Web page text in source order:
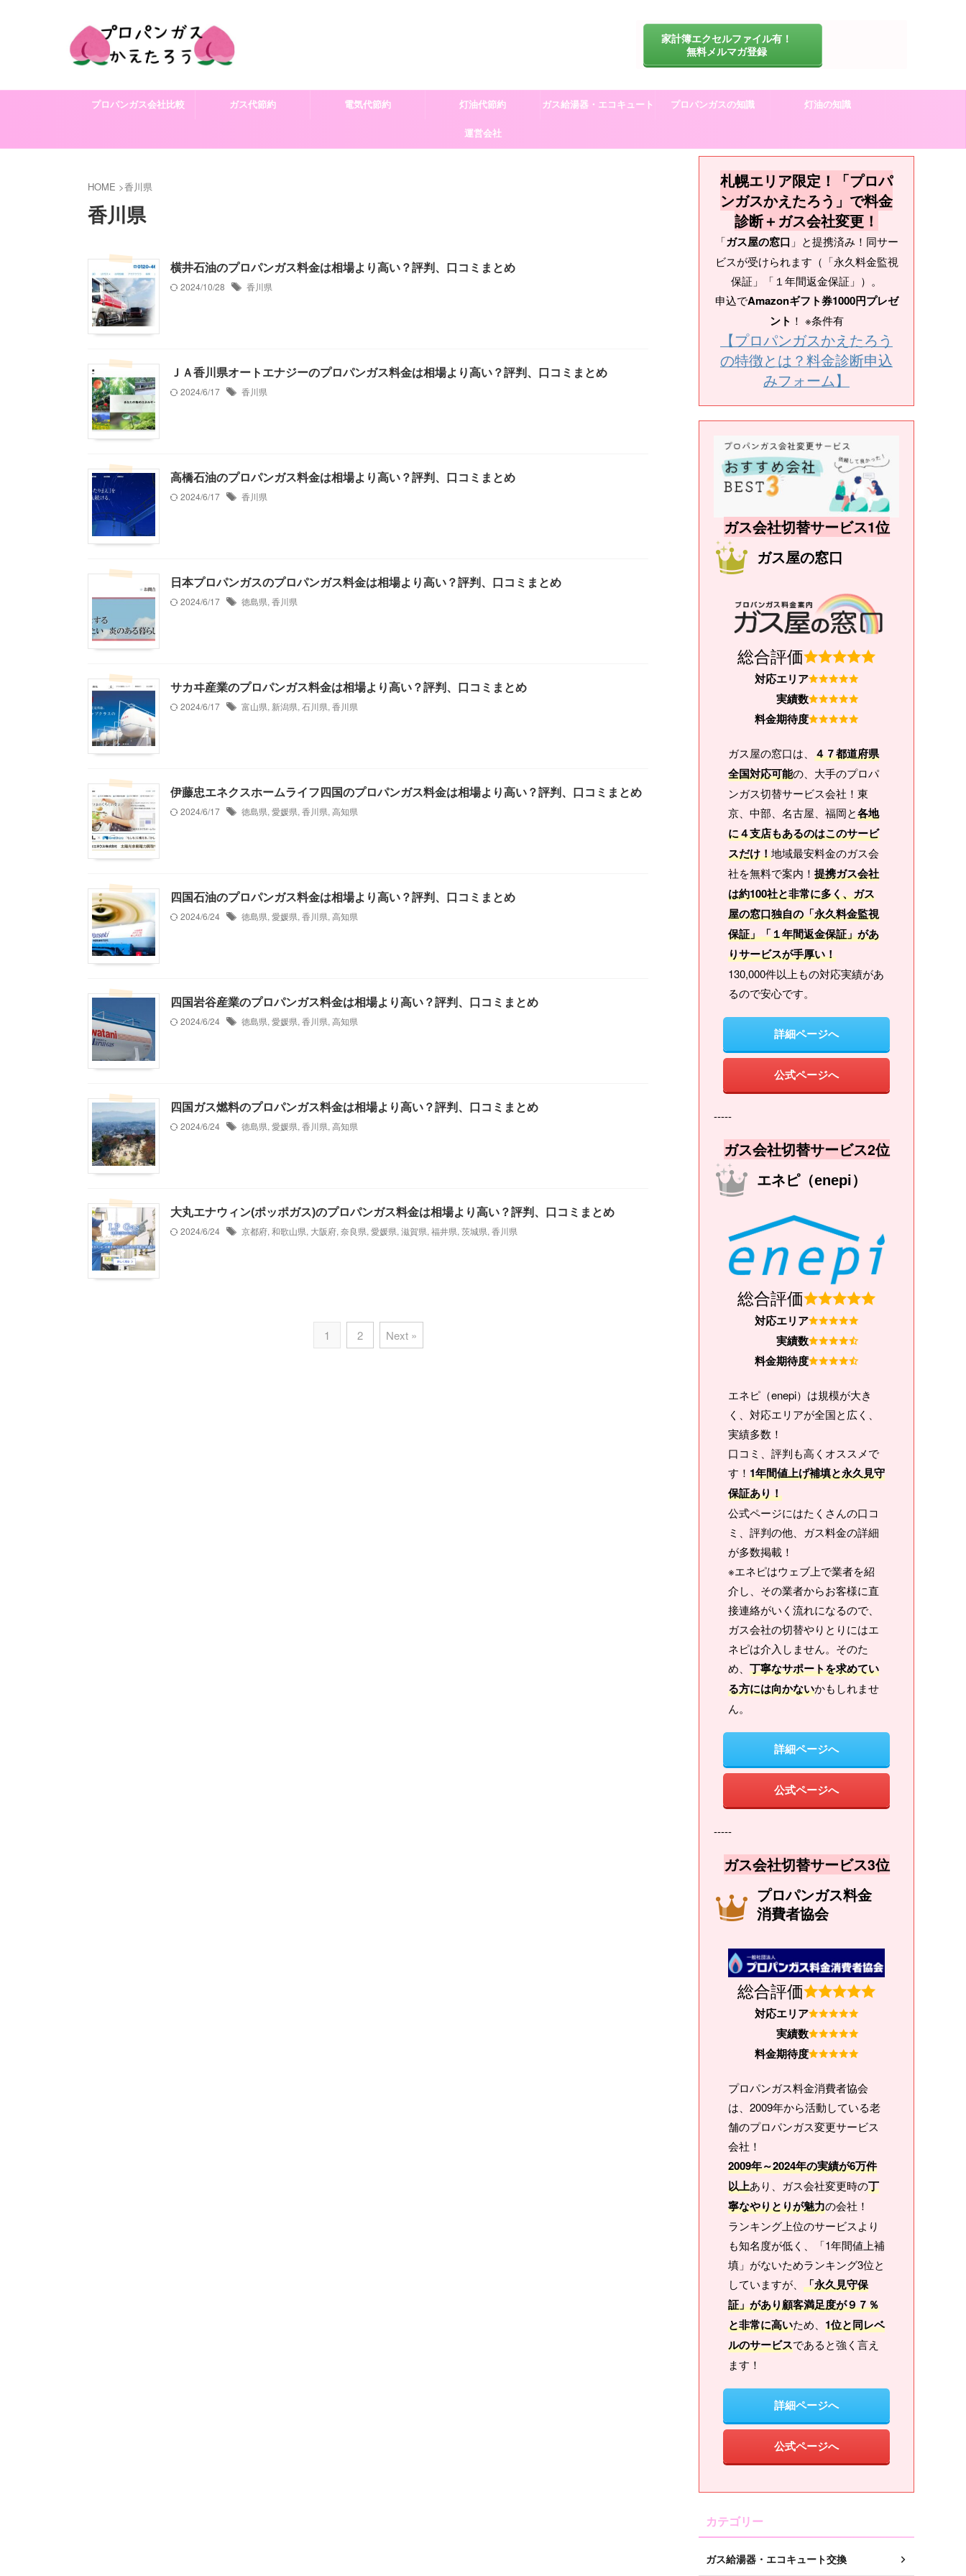
家計簿エクセルファイル有！
無料メルマガ登録
プロパンガス会社比較 ガス代節約 電気代節約 灯油代節約 ガス給湯器・エコキュート プロパンガスの知識 灯油の知識
運営会社
HOME >香川県
香川県
横井石油のプロパンガス料金は相場より高い？評判、口コミまとめ
2024/10/28
香川県
ＪＡ香川県オートエナジーのプロパンガス料金は相場より高い？評判、口コミまとめ
2024/6/17
香川県
高橋石油のプロパンガス料金は相場より高い？評判、口コミまとめ
2024/6/17
香川県
日本プロパンガスのプロパンガス料金は相場より高い？評判、口コミまとめ
2024/6/17
徳島県, 香川県
サカヰ産業のプロパンガス料金は相場より高い？評判、口コミまとめ
2024/6/17
富山県, 新潟県, 石川県, 香川県
伊藤忠エネクスホームライフ四国のプロパンガス料金は相場より高い？評判、口コミまとめ
2024/6/17
徳島県, 愛媛県, 香川県, 高知県
四国石油のプロパンガス料金は相場より高い？評判、口コミまとめ
2024/6/24
徳島県, 愛媛県, 香川県, 高知県
四国岩谷産業のプロパンガス料金は相場より高い？評判、口コミまとめ
2024/6/24
徳島県, 愛媛県, 香川県, 高知県
四国ガス燃料のプロパンガス料金は相場より高い？評判、口コミまとめ
2024/6/24
徳島県, 愛媛県, 香川県, 高知県
大丸エナウィン(ポッポガス)のプロパンガス料金は相場より高い？評判、口コミまとめ
2024/6/24
京都府, 和歌山県, 大阪府, 奈良県, 愛媛県, 滋賀県, 福井県, 茨城県, 香川県
1 2 Next »
札幌エリア限定！「プロパ
ンガスかえたろう」で料金
診断＋ガス会社変更！
「ガス屋の窓口 」と提携済み！同サー
ビスが受けられます（「永久料金監視
保証」「１年間返金保証」）。
申込でAmazonギフト券1000円プレゼ
ント ！ ※条件有
【プロパンガスかえたろう
の特徴とは？料金診断申込
みフォーム】
ガス会社切替サービス1位
ガス屋の窓口
総合評価
対応エリア
実績数
料金期待度
ガス屋の窓口は、 ４７都道府県
全国対応可能の、大手のプロパ
ンガス切替サービス会社！東
京、中部、名古屋、福岡と各地
に４支店もあるのはこのサービ
スだけ！地域最安料金のガス会
社を無料で案内！ 提携ガス会社
は約100社と非常に多く、ガス
屋の窓口独自の「永久料金監視
保証」「１年間返金保証」があ
りサービスが手厚い！
130,000件以上もの対応実績があ
るので安心です。
詳細ページへ
公式ページへ
-----
ガス会社切替サービス2位
エネピ（enepi）
総合評価
対応エリア
実績数
料金期待度
エネピ（enepi）は規模が大き
く、対応エリアが全国と広く、
実績多数！
口コミ、評判も高くオススメで
す！ 1年間値上げ補填と永久見守
保証あり！
公式ページにはたくさんの口コ
ミ、評判の他、ガス料金の詳細
が多数掲載！
※エネピはウェブ上で業者を紹
介し、その業者からお客様に直
接連絡がいく流れになるので、
ガス会社の切替やりとりにはエ
ネピは介入しません。そのた
め、 丁寧なサポートを求めてい
る方には向かないかもしれませ
ん。
詳細ページへ
公式ページへ
-----
ガス会社切替サービス3位
プロパンガス料金
消費者協会
総合評価
対応エリア
実績数
料金期待度
プロパンガス料金消費者協会
は、2009年から活動している老
舗のプロパンガス変更サービス
会社！
2009年～2024年の実績が6万件
以上あり、ガス会社変更時の丁
寧なやりとりが魅力の会社！
ランキング上位のサービスより
も知名度が低く、「1年間値上補
填」がないためランキング3位と
していますが、 「永久見守保
証」があり顧客満足度が９７％
と非常に高いため、 1位と同レベ
ルのサービスであると強く言え
ます！
詳細ページへ
公式ページへ
カテゴリー
ガス給湯器・エコキュート交換